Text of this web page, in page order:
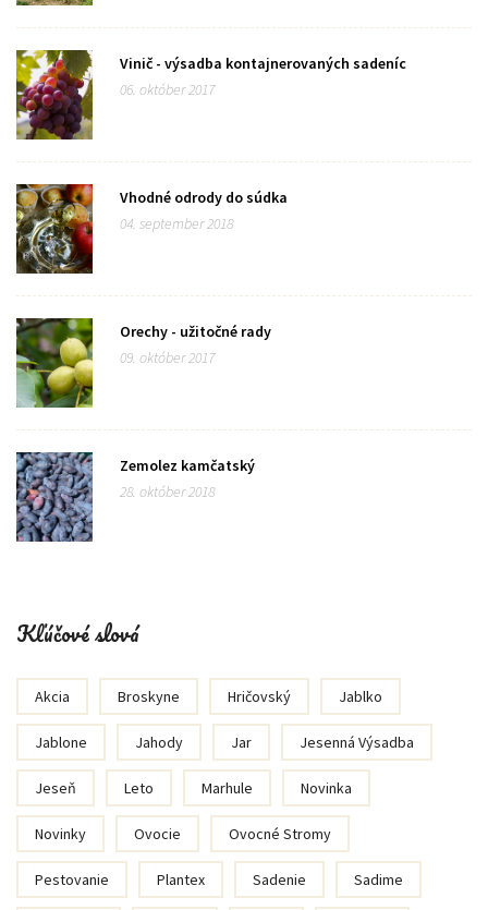
Vinič - výsadba kontajnerovaných sadeníc
06. október 2017
Vhodné odrody do súdka
04. september 2018
Orechy - užitočné rady
09. október 2017
Zemolez kamčatský
28. október 2018
Kľúčové slová
Akcia Broskyne Hričovský Jablko
Jablone Jahody Jar Jesenná Výsadba
Jeseň Leto Marhule Novinka
Novinky Ovocie Ovocné Stromy
Pestovanie Plantex Sadenie Sadime